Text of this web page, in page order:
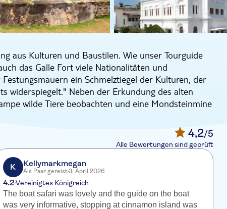
aus Kulturen und Baustilen. Wie unser Tourguide
das Galle Fort viele Nationalitäten und
ein Schmelztiegel der Kulturen, der
widerspiegelt." Neben der Erkundung des alten
wilde Tiere beobachten und eine Mondsteinmine
Fluss Madampe, um die Artenvielfalt der
Vogelarten und eine Vielzahl von Reptilien und
Flusssafari, die Sie auch durch Mangrovenwälder
64 Inselchen übersät, und Inselhüpfen ist Teil der
auf dem Programm, wo Sie von den
Die Stadt wird Sie mit ihrem vielschichtigen Erbe,
4,2/5
Alle Bewertungen sind geprüft
K Kellymarkmegan
Als Paar gereist3. April 2026
4.2Vereinigtes Königreich
The boat safari was lovely and the guide on the boat
was very informative, stopping at cinnamon island was